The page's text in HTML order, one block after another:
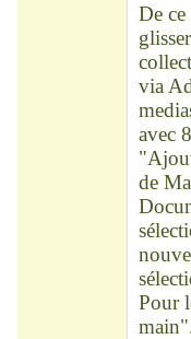
De
via
avec
de
Pour